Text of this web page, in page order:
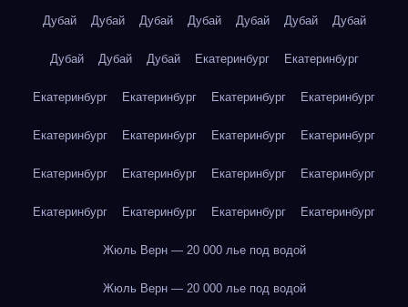
Дубай Дубай Дубай Дубай Дубай Дубай Дубай
Дубай Дубай Дубай Екатеринбург Екатеринбург
Екатеринбург Екатеринбург Екатеринбург Екатеринбург
Екатеринбург Екатеринбург Екатеринбург Екатеринбург
Екатеринбург Екатеринбург Екатеринбург Екатеринбург
Екатеринбург Екатеринбург Екатеринбург Екатеринбург
Жюль Верн — 20 000 лье под водой
Жюль Верн — 20 000 лье под водой